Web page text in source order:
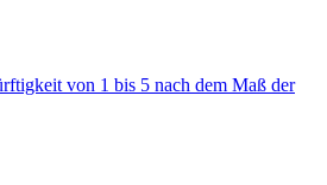
von 1 bis 5 nach dem Maß der